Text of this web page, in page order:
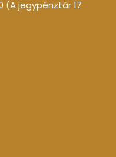
(A jegypénztár 17